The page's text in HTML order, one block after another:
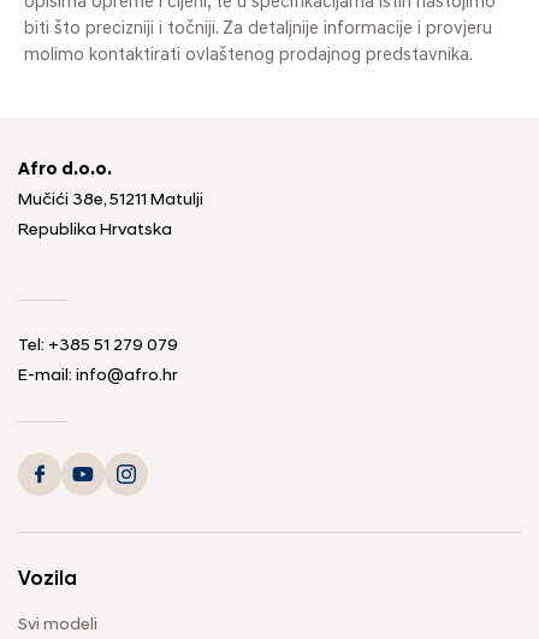
biti što precizniji i točniji. Za detaljnije informacije i provjeru
molimo kontaktirati ovlaštenog prodajnog predstavnika.
Afro d.o.o.
Mučići 38e, 51211 Matulji
Republika Hrvatska
Tel: +385 51 279 079
E-mail: info@afro.hr
Vozila
Svi modeli